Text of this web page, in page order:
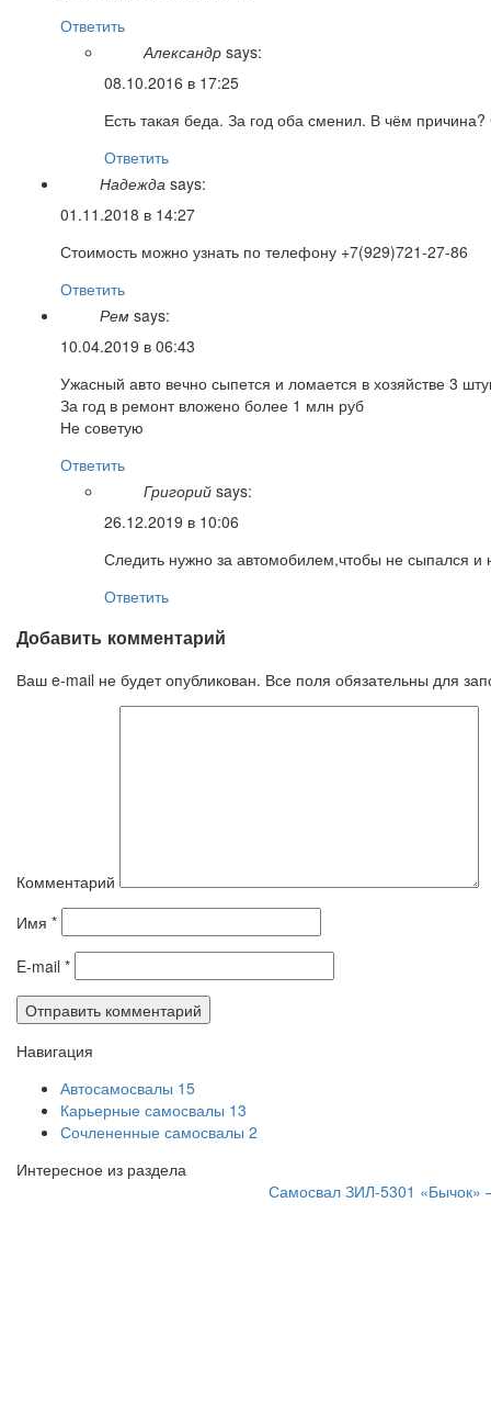
Ответить
Александр says:
08.10.2016 в 17:25
Есть такая беда. За год оба сменил. В чём
Ответить
Надежда says:
01.11.2018 в 14:27
Стоимость можно узнать по телефону +7(929)721-27-86
Ответить
Рем says:
10.04.2019 в 06:43
Ужасный авто вечно сыпется и ломается в хозяйстве 3
За год в ремонт вложено более 1 млн руб
Не советую
Ответить
Григорий says:
26.12.2019 в 10:06
Следить нужно за автомобилем,чтобы не сыпался и
Ответить
Добавить комментарий
Ваш e-mail не будет опубликован. Все поля обязательны для
Комментарий
Имя *
E-mail *
Навигация
Автосамосвалы 15
Карьерные самосвалы 13
Сочлененные самосвалы 2
Интересное из раздела
Самосвал ЗИЛ-5301 «Бычок»